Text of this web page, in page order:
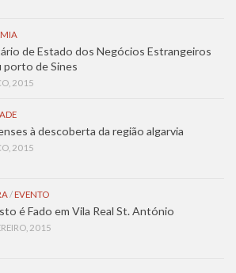
de Estado dos Negócios Estrangeiros
porto de Sines
2015
à descoberta da região algarvia
2015
/ EVENTO
é Fado em Vila Real St. António
2015